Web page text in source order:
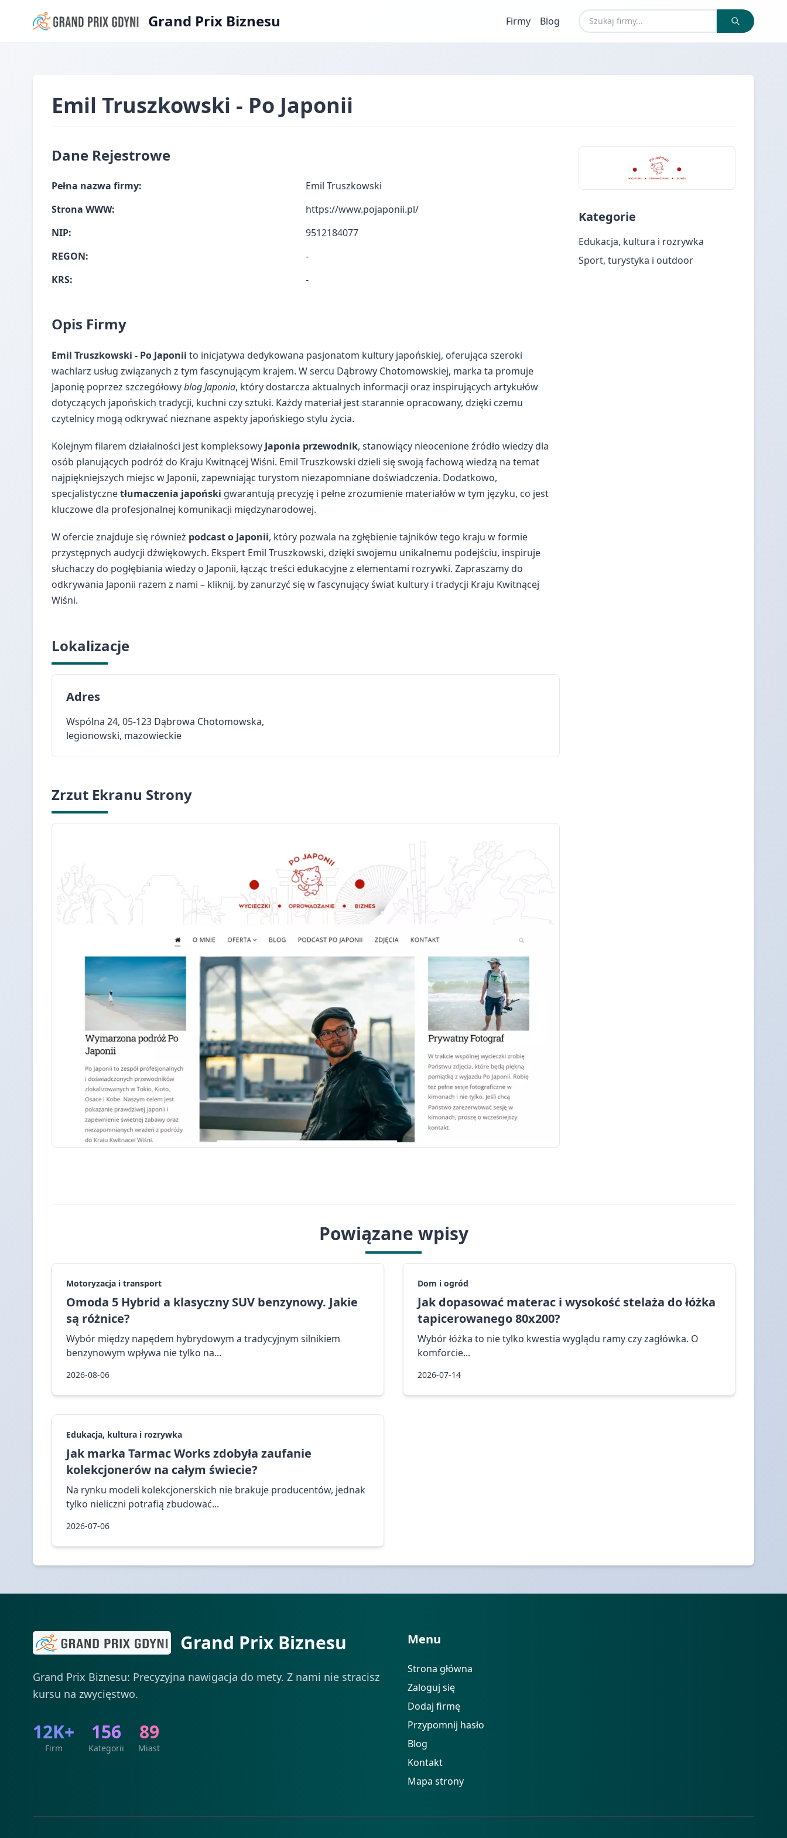
Grand Prix Biznesu Firmy Blog
Emil Truszkowski - Po Japonii
Kategorie
Edukacja, kultura i rozrywka
Sport, turystyka i outdoor
Dane Rejestrowe
Pełna nazwa firmy:
Emil Truszkowski
Strona WWW:
https://www.pojaponii.pl/
NIP:
9512184077
REGON:
-
KRS:
-
Opis Firmy
Emil Truszkowski - Po Japonii to inicjatywa dedykowana pasjonatom kultury japońskiej, oferująca szeroki
wachlarz usług związanych z tym fascynującym krajem. W sercu Dąbrowy Chotomowskiej, marka ta promuje
Japonię poprzez szczegółowyblog Japonia, który dostarcza aktualnych informacji oraz inspirujących artykułów
dotyczących japońskich tradycji, kuchni czy sztuki. Każdy materiał jest starannie opracowany, dzięki czemu
czytelnicy mogą odkrywać nieznane aspekty japońskiego stylu życia.
Kolejnym filarem działalności jest kompleksowy Japonia przewodnik, stanowiący nieocenione źródło wiedzy dla
osób planujących podróż do Kraju Kwitnącej Wiśni. Emil Truszkowski dzieli się swoją fachową wiedzą na temat
najpiękniejszych miejsc w Japonii, zapewniając turystom niezapomniane doświadczenia. Dodatkowo,
specjalistycznetłumaczenia japoński gwarantują precyzję i pełne zrozumienie materiałów w tym języku, co jest
kluczowe dla profesjonalnej komunikacji międzynarodowej.
W ofercie znajduje się również podcast o Japonii, który pozwala na zgłębienie tajników tego kraju w formie
przystępnych audycji dźwiękowych. Ekspert Emil Truszkowski, dzięki swojemu unikalnemu podejściu, inspiruje
słuchaczy do pogłębiania wiedzy o Japonii, łącząc treści edukacyjne z elementami rozrywki. Zapraszamy do
odkrywania Japonii razem z nami – kliknij, by zanurzyć się w fascynujący świat kultury i tradycji Kraju Kwitnącej
Wiśni.
Lokalizacje
Adres
Wspólna 24, 05-123 Dąbrowa Chotomowska,
legionowski, mazowieckie
Zrzut Ekranu Strony
Powiązane wpisy
Motoryzacja i transport
Omoda 5 Hybrid a klasyczny SUV benzynowy. Jakie
są różnice?
Wybór między napędem hybrydowym a tradycyjnym silnikiem
benzynowym wpływa nie tylko na...
2026-08-06
Dom i ogród
Jak dopasować materac i wysokość stelaża do łóżka
tapicerowanego 80x200?
Wybór łóżka to nie tylko kwestia wyglądu ramy czy zagłówka. O
komforcie...
2026-07-14
Edukacja, kultura i rozrywka
Jak marka Tarmac Works zdobyła zaufanie
kolekcjonerów na całym świecie?
Na rynku modeli kolekcjonerskich nie brakuje producentów, jednak
tylko nieliczni potrafią zbudować...
2026-07-06
Grand Prix Biznesu
Grand Prix Biznesu: Precyzyjna nawigacja do mety. Z nami nie stracisz
kursu na zwycięstwo.
12K+
Firm
156
Kategorii
89
Miast
Menu
Strona główna
Zaloguj się
Dodaj firmę
Przypomnij hasło
Blog
Kontakt
Mapa strony